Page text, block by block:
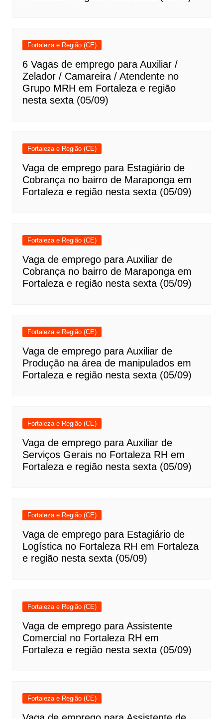
Fortaleza e Região (CE)
6 Vagas de emprego para Auxiliar /
Zelador / Camareira / Atendente no
Grupo MRH em Fortaleza e região
nesta sexta (05/09)
Fortaleza e Região (CE)
Vaga de emprego para Estagiário de
Cobrança no bairro de Maraponga em
Fortaleza e região nesta sexta (05/09)
Fortaleza e Região (CE)
Vaga de emprego para Auxiliar de
Cobrança no bairro de Maraponga em
Fortaleza e região nesta sexta (05/09)
Fortaleza e Região (CE)
Vaga de emprego para Auxiliar de
Produção na área de manipulados em
Fortaleza e região nesta sexta (05/09)
Fortaleza e Região (CE)
Vaga de emprego para Auxiliar de
Serviços Gerais no Fortaleza RH em
Fortaleza e região nesta sexta (05/09)
Fortaleza e Região (CE)
Vaga de emprego para Estagiário de
Logística no Fortaleza RH em Fortaleza
e região nesta sexta (05/09)
Fortaleza e Região (CE)
Vaga de emprego para Assistente
Comercial no Fortaleza RH em
Fortaleza e região nesta sexta (05/09)
Fortaleza e Região (CE)